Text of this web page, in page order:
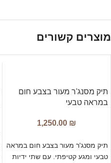
מוצרים קשורים
תיק מסנג'ר מעור בצבע חום
במראה טבעי
1,250.00 ₪
תיק מסנג'ר מעור בצבע חום במראה
טבעי ומגע קטיפתי. עם שתי ידיות